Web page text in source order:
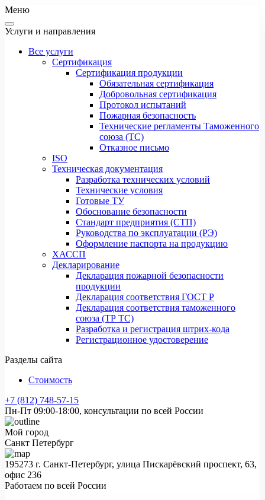
Меню
Услуги и направления
Все услуги
Сертификация
Сертификация продукции
Обязательная сертификация
Добровольная сертификация
Протокол испытаний
Пожарная безопасность
Технические регламенты Таможенного
союза (ТС)
Отказное письмо
ISO
Техническая документация
Разработка технических условий
Технические условия
Готовые ТУ
Обоснование безопасности
Стандарт предприятия (СТП)
Руководства по эксплуатации (РЭ)
Оформление паспорта на продукцию
ХАССП
Декларирование
Декларация пожарной безопасности
продукции
Декларация соответствия ГОСТ Р
Декларация соответствия таможенного
союза (ТР ТС)
Разработка и регистрация штрих-кода
Регистрационное удостоверение
Разделы сайта
Стоимость
+7 (812) 748-57-15
Пн-Пт 09:00-18:00, консультации по всей России
Мой город
Санкт Петербург
195273 г. Санкт-Петербург, улица Пискарёвский проспект, 63,
офис 236
Работаем по всей России